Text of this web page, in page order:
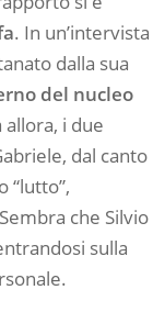
. In un’intervista
dalla sua
del nucleo
i due
dal canto
“lutto”,
che Silvio
sulla